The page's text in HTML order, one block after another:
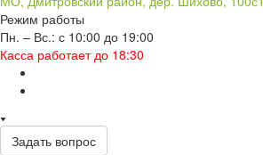
Режим работы
Пн. – Вс.: с 10:00 до 19:00
Касса работает до 18:30
Задать вопрос